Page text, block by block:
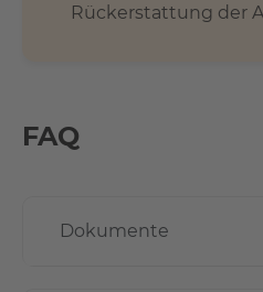
Rückerstattung der
FAQ
Dokumente